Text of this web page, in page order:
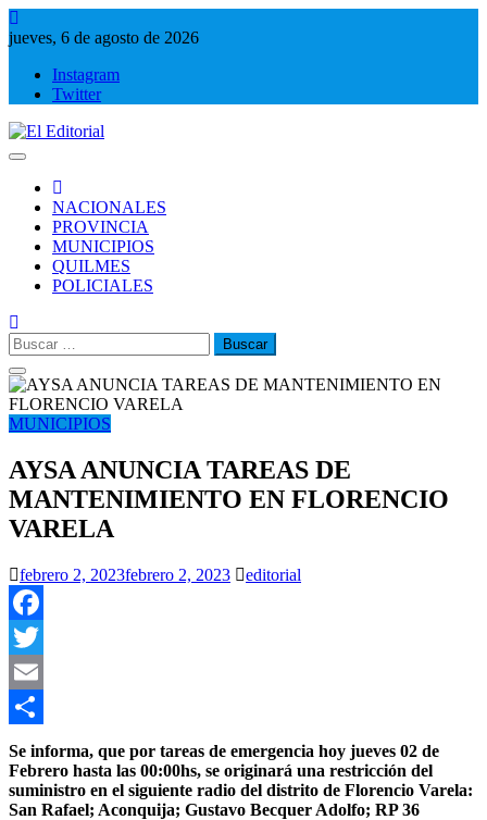
Saltar
al
jueves, 6 de agosto de 2026
Instagram
Twitter
NACIONALES
PROVINCIA
MUNICIPIOS
QUILMES
POLICIALES
Buscar:
MUNICIPIOS
AYSA ANUNCIA TAREAS DE
MANTENIMIENTO EN FLORENCIO
VARELA
febrero 2, 2023febrero 2, 2023 editorial
Facebook
Twitter
Email
Compartir
Se informa, que por tareas de emergencia hoy jueves 02 de
Febrero hasta las 00:00hs, se originará una restricción del
suministro en el siguiente radio del distrito de Florencio Varela:
San Rafael; Aconquija; Gustavo Becquer Adolfo; RP 36